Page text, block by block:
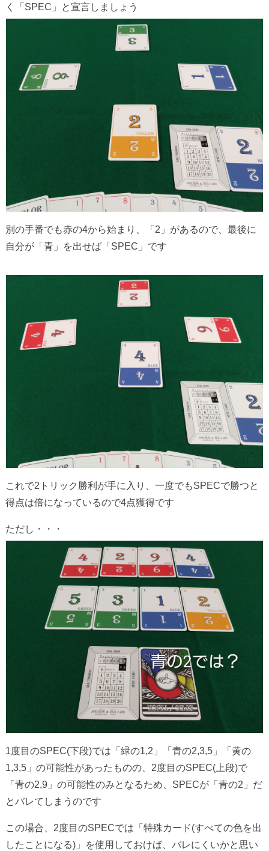
く「SPEC」と宣言しましょう
別の手番でも赤の4から始まり、「2」があるので、最後に
自分が「青」を出せば「SPEC」です
これで2トリック勝利が手に入り、一度でもSPECで勝つと
得点は倍になっているので4点獲得です
ただし・・・
1度目のSPEC(下段)では「緑の1,2」「青の2,3,5」「黄の
1,3,5」の可能性があったものの、2度目のSPEC(上段)で
「青の2,9」の可能性のみとなるため、SPECが「青の2」だ
とバレてしまうのです
この場合、2度目のSPECでは「特殊カード(すべての色を出
したことになる)」を使用しておけば、バレにくいかと思い